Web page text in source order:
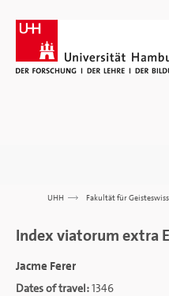
UHH >>> Fakultät für
Index viatorum extra
Jacme Ferer
Dates of travel:1346